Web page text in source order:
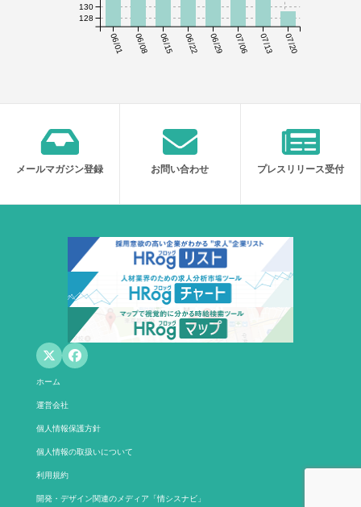
06/01 06/08 06/15 06/22 06/29 07/06 07/13 07/20
128
130
メールマガジン登録 お問い合わせ プレスリリース受付
ホーム
運営会社
個人情報保護方針
個人情報の取扱いについて
利用規約
開発・デザイン関連のメディア「情シスナビ」